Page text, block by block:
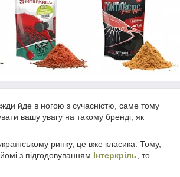
йде в ногою з сучасністю, саме тому
вашу увагу на такому бренді, як
ринку, це вже класика. Тому,
з підгодовуванням Інтеркріль , то